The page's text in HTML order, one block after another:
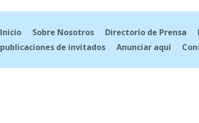
Inicio Sobre Nosotros Directorio de Prensa
publicaciones de invitados
Anunciar aquí